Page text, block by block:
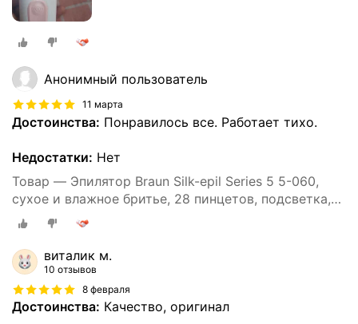
Анонимный пользователь
11 марта
Достоинства: Понравилось все. Работает тихо.
Недостатки: Нет
Товар — Эпилятор Braun Silk-epil Series 5 5-060,
сухое и влажное бритье, 28 пинцетов, подсветка,
40 минут автономной работы
виталик м.
10 отзывов
8 февраля
Достоинства: Качество, оригинал